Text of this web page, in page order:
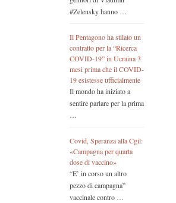
#Zelensky hanno …
Il Pentagono ha stilato un
contratto per la “Ricerca
COVID-19” in Ucraina 3
mesi prima che il COVID-
19 esistesse ufficialmente
Il mondo ha iniziato a
sentire parlare per la prima
…
Covid, Speranza alla Cgil:
«Campagna per quarta
dose di vaccino»
“E’ in corso un altro
pezzo di campagna”
vaccinale contro …